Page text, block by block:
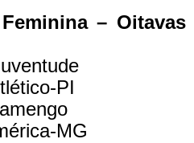
– Oitavas
PI
MG